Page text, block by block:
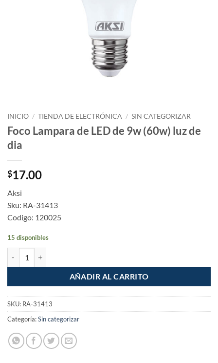
INICIO / TIENDA DE ELECTRÓNICA / SIN CATEGORIZAR
Foco Lampara de LED de 9w (60w) luz de
dia
$17.00
Aksi
Sku: RA-31413
Codigo: 120025
15 disponibles
AÑADIR AL CARRITO
SKU: RA-31413
Categoría:Sin categorizar